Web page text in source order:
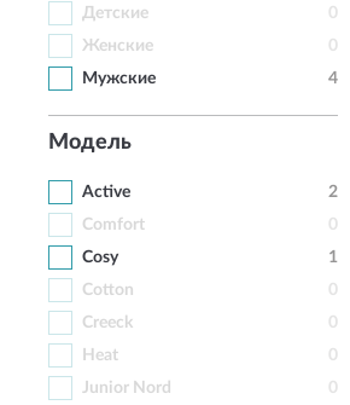
Детские
0
Женские
0
Мужские
4
Модель
Active
2
Comfort
0
Cosy
1
Cotton
0
Creeck
0
Heat
0
Junior Nord
0